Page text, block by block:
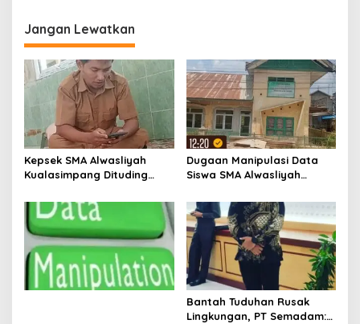
a
s
i
p
o
s
Jangan Lewatkan
Kepsek SMA Alwasliyah
Kualasimpang Dituding
Datang Sesuka Hati, Dana
MBG Disalurkan ke Guru &
Pesantren
Dugaan Manipulasi Data
Siswa SMA Alwasliyah
Nihil Murid Tapi Terima
Dana BOS & Paket Makan
Bergizi
Bantah Tuduhan Rusak
Lingkungan, PT Semadam: